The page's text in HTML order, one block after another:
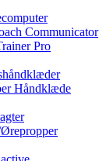
Communicator
Pro
Håndklæde